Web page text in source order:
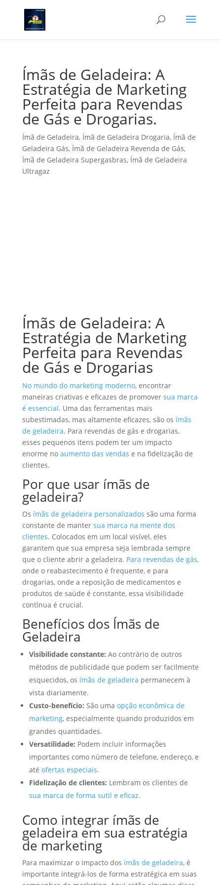
Ímãs de Geladeira: A
Estratégia de Marketing
Perfeita para Revendas
de Gás e Drogarias.
Ímã de Geladeira, Ímã de Geladeira Drogaria, Ímã de
Geladeira Gás, Ímã de Geladeira Revenda de Gás,
Ímã de Geladeira Supergasbras, Ímã de Geladeira
Ultragaz
Ímãs de Geladeira: A
Estratégia de Marketing
Perfeita para Revendas
de Gás e Drogarias
No mundo do marketing moderno, encontrar
maneiras criativas e eficazes de promover sua marca
é essencial. Uma das ferramentas mais
subestimadas, mas altamente eficazes, são os ímãs
de geladeira. Para revendas de gás e drogarias,
esses pequenos itens podem ter um impacto
enorme no aumento das vendas e na fidelização de
clientes.
Por que usar ímãs de
geladeira?
Os ímãs de geladeira personalizados são uma forma
constante de manter sua marca na mente dos
clientes. Colocados em um local visível, eles
garantem que sua empresa seja lembrada sempre
que o cliente abrir a geladeira. Para revendas de gás,
onde o reabastecimento é frequente, e para
drogarias, onde a reposição de medicamentos e
produtos de saúde é constante, essa visibilidade
contínua é crucial.
Benefícios dos Ímãs de
Geladeira
Visibilidade constante: Ao contrário de outros
métodos de publicidade que podem ser facilmente
esquecidos, os ímãs de geladeira permanecem à
vista diariamente.
Custo-benefício: São uma opção econômica de
marketing, especialmente quando produzidos em
grandes quantidades.
Versatilidade: Podem incluir informações
importantes como número de telefone, endereço, e
até ofertas especiais.
Fidelização de clientes: Lembram os clientes de
sua marca de forma sutil e eficaz.
Como integrar ímãs de
geladeira em sua estratégia
de marketing
Para maximizar o impacto dos ímãs de geladeira, é
importante integrá-los de forma estratégica em suas